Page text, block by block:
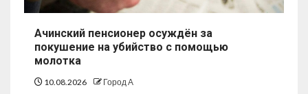
Ачинский пенсионер осуждён за
покушение на убийство с помощью
молотка
10.08.2026 Город А